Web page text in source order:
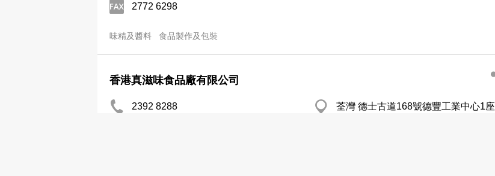
2772 6298
味精及醬料 食品製作及包裝
香港真滋味食品廠有限公司
2392 8288
荃灣 德士古道168號德豐工業中心1座